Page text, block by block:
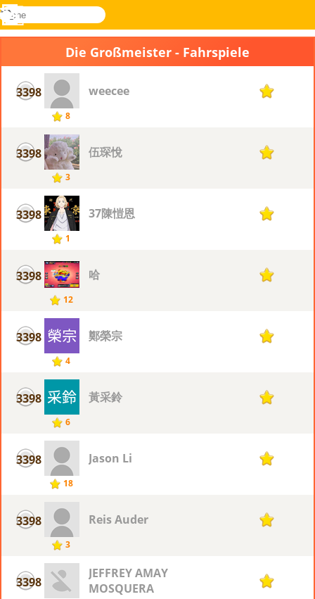
Novel
suche
Anmelden
Menü
Die Großmeister - Fahrspiele
3398
8
weecee 1
3398
3
伍琛悅 1
3398
1
37陳愷恩 1
3398
12
哈 1
3398
4
鄭榮宗 1
3398
6
黃采鈴 1
3398
18
Jason Li 1
3398
3
Reis Auder 1
3398
JEFFREY AMAY
MOSQUERA
1